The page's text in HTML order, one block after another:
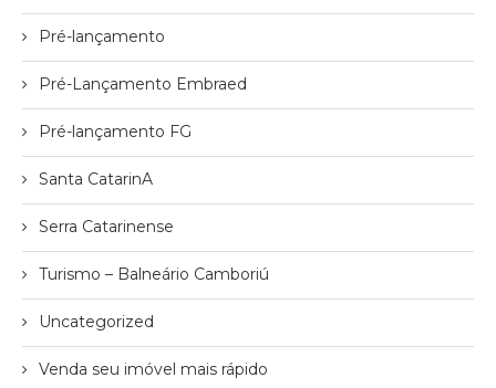
Pré-lançamento
Pré-Lançamento Embraed
Pré-lançamento FG
Santa CatarinA
Serra Catarinense
Turismo – Balneário Camboriú
Uncategorized
Venda seu imóvel mais rápido